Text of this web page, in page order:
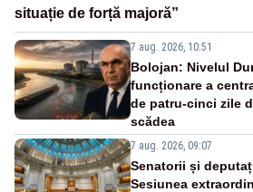
situație de forță majoră”
7 aug. 2026, 10:51
Bolojan: Nivelul
funcționare a
de patru-cinci zile
scădea
7 aug. 2026, 09:07
Senatorii și
Sesiunea